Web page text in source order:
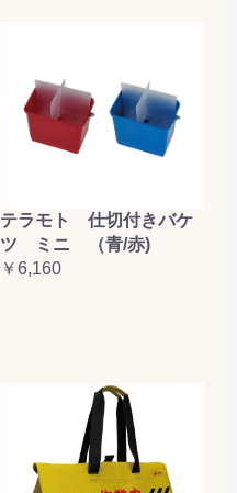
テラモト 仕切付きバケ
ツ ミニ （青/赤)
￥6,160